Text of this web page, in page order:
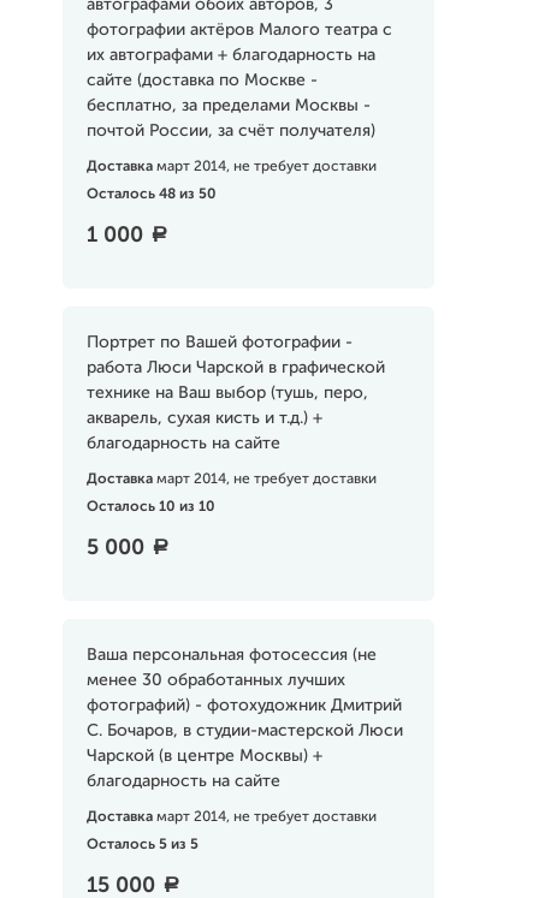
автографами обоих авторов, 3
фотографии актёров Малого театра с
их автографами + благодарность на
сайте (доставка по Москве -
бесплатно, за пределами Москвы -
почтой России, за счёт получателя)
Доставка март 2014, не требует доставки
Осталось 48 из 50
1 000 a
Портрет по Вашей фотографии -
работа Люси Чарской в графической
технике на Ваш выбор (тушь, перо,
акварель, сухая кисть и т.д.) +
благодарность на сайте
Доставка март 2014, не требует доставки
Осталось 10 из 10
5 000 a
Ваша персональная фотосессия (не
менее 30 обработанных лучших
фотографий) - фотохудожник Дмитрий
С. Бочаров, в студии-мастерской Люси
Чарской (в центре Москвы) +
благодарность на сайте
Доставка март 2014, не требует доставки
Осталось 5 из 5
15 000 a